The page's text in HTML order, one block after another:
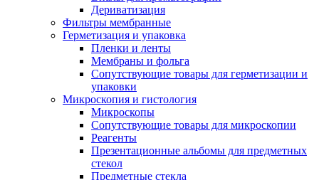
Дериватизация
Фильтры мембранные
Герметизация и упаковка
Пленки и ленты
Мембраны и фольга
Сопутствующие товары для герметизации и
упаковки
Микроскопия и гистология
Микроскопы
Сопутствующие товары для микроскопии
Реагенты
Презентационные альбомы для предметных
стекол
Предметные стекла